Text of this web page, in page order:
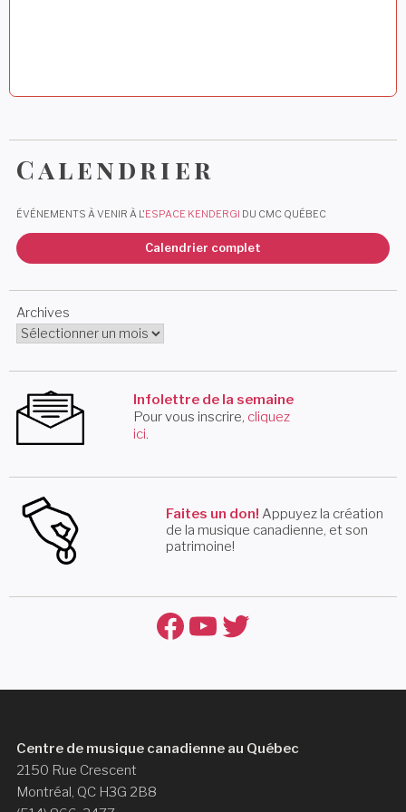
Calendrier
ÉVÉNEMENTS À VENIR À L'ESPACE KENDERGI DU CMC QUÉBEC
Calendrier complet
Archives
Infolettre de la semaine
Pour vous inscrire, cliquez
ici.
Faites un don! Appuyez la création
de la musique canadienne, et son
patrimoine!
Facebook
YouTube
Twitter
Centre de musique canadienne au Québec
2150 Rue Crescent
Montréal, QC H3G 2B8